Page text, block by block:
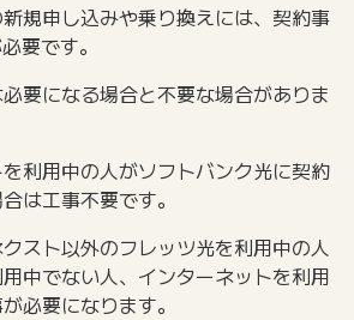
規申し込みや乗り換えには、契約事
要です。
要になる場合と不要な場合がありま
利用中の人がソフトバンク光に契約
は工事不要です。
スト以外のフレッツ光を利用中の人
中でない人、インターネットを利用
必要になります。